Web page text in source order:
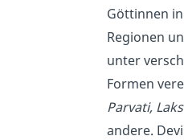
Göttinnen
Regionen
unter
Formen
Parvati,
andere.